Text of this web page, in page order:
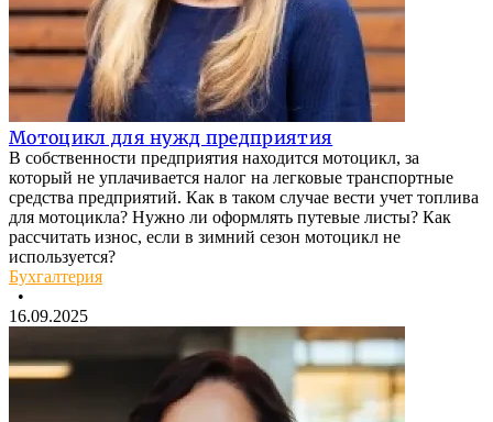
Мотоцикл для нужд предприятия
В собственности предприятия находится мотоцикл, за
который не уплачивается налог на легковые транспортные
средства предприятий. Как в таком случае вести учет топлива
для мотоцикла? Нужно ли оформлять путевые листы? Как
рассчитать износ, если в зимний сезон мотоцикл не
используется?
Бухгалтерия
•
16.09.2025